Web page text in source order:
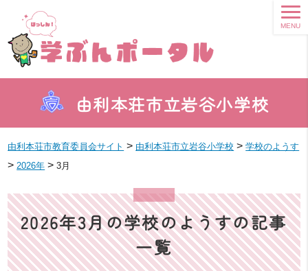
由利本荘市立岩谷小学校
MENU
由利本荘市教育委員会サイト > 由利本荘市立岩谷小学校 >学校のようす
> 2026年 >3月
2026年3月の学校のようすの記事
一覧